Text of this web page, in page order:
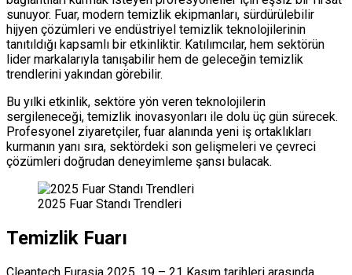
sunuyor. Fuar, modern temizlik ekipmanları, sürdürülebilir
hijyen çözümleri ve endüstriyel temizlik teknolojilerinin
tanıtıldığı kapsamlı bir etkinliktir. Katılımcılar, hem sektörün
lider markalarıyla tanışabilir hem de geleceğin temizlik
trendlerini yakından görebilir.
Bu yılki etkinlik, sektöre yön veren teknolojilerin
sergileneceği, temizlik inovasyonları ile dolu üç gün sürecek.
Profesyonel ziyaretçiler, fuar alanında yeni iş ortaklıkları
kurmanın yanı sıra, sektördeki son gelişmeleri ve çevreci
çözümleri doğrudan deneyimleme şansı bulacak.
2025 Fuar Standı Trendleri
Temizlik Fuarı